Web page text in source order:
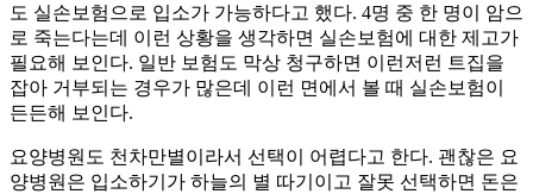
도 실손보험으로 입소가 가능하다고 했다. 4명 중 한 명이 암으
로 죽는다는데 이런 상황을 생각하면 실손보험에 대한 제고가
필요해 보인다. 일반 보험도 막상 청구하면 이런저런 트집을
잡아 거부되는 경우가 많은데 이런 면에서 볼 때 실손보험이
든든해 보인다.
요양병원도 천차만별이라서 선택이 어렵다고 한다. 괜찮은 요
양병원은 입소하기가 하늘의 별 따기이고 잘못 선택하면 돈은